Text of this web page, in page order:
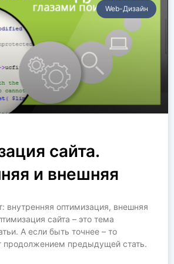
Web-Дизайн
сайта.
и внешняя
внутренняя оптимизация, внешняя
сайта – это тема
А если быть точнее – то
продолжением предыдущей стать.